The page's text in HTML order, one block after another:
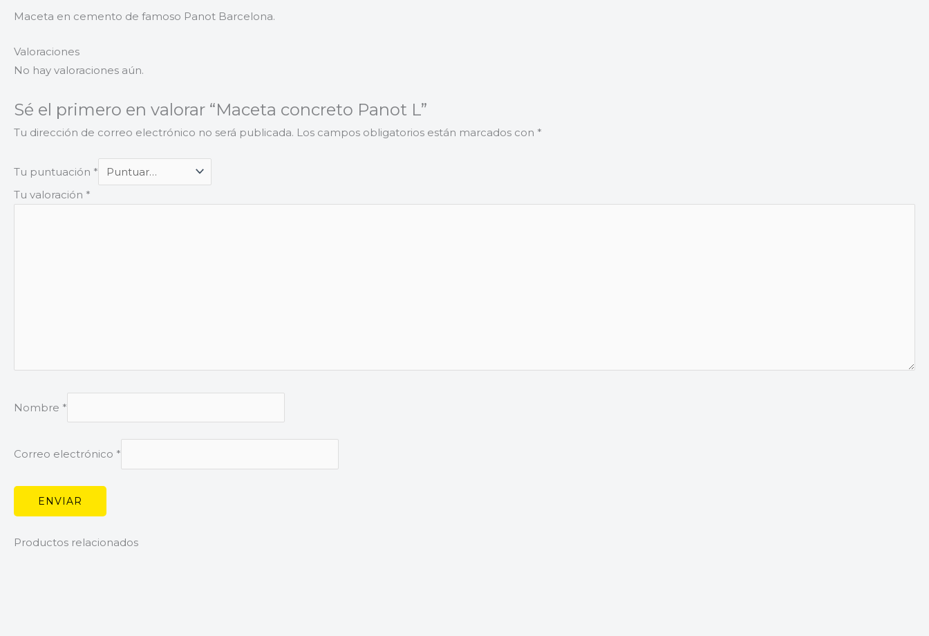
Maceta en cemento de famoso Panot Barcelona.
Valoraciones
No hay valoraciones aún.
Sé el primero en valorar “Maceta concreto Panot L”
Tu dirección de correo electrónico no será publicada. Los campos obligatorios están marcados con *
Tu puntuación *
Tu valoración *
Nombre *
Correo electrónico *
Productos relacionados